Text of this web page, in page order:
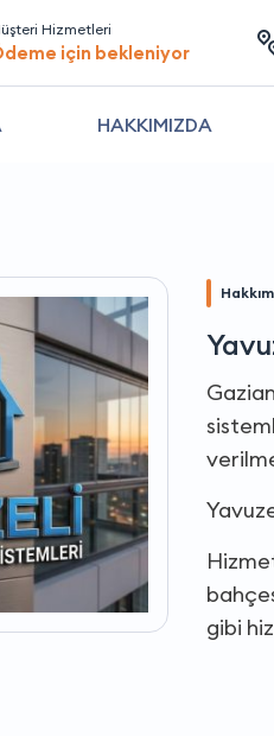
Hizmetleri
için bekleniyor
HAKKIMIZDA
gibi